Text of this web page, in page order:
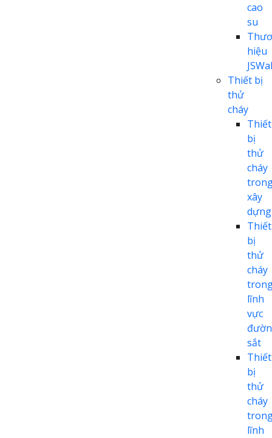
cao
su
hiệu
Thiết bị
thử
cháy
Thiết
bị
thử
cháy
xây
dựng
Thiết
bị
thử
cháy
lĩnh
vực
sắt
Thiết
bị
thử
cháy
lĩnh